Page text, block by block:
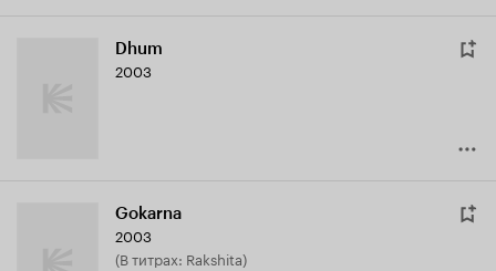
Dhum
2003
Gokarna
2003
(в титрах: Rakshita)